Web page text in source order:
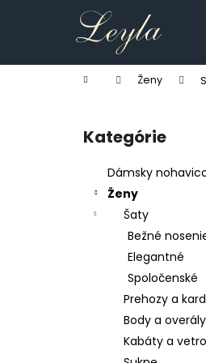
Domov Ženy
Preskočiť
kategórie
Kategórie
Dámsky
Ženy
Šaty
Bežné
Elegantné
Spoločenské
Prehozy a
Body a overály
Kabáty a
í
Späť
do
Späť
do